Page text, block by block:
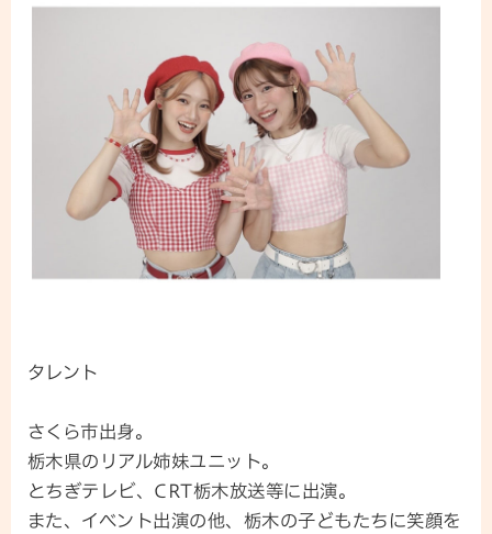
タレント
さくら市出身。
栃木県のリアル姉妹ユニット。
とちぎテレビ、CRT栃木放送等に出演。
また、イベント出演の他、栃木の子どもたちに笑顔を